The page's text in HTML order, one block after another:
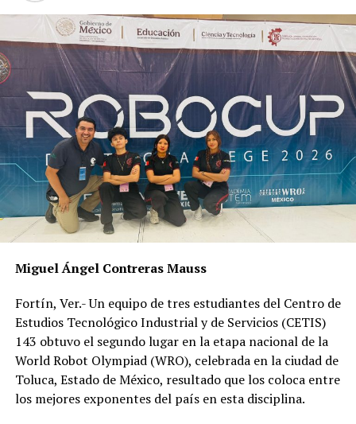
Miguel Ángel Contreras Mauss
Fortín, Ver.- Un equipo de tres estudiantes del Centro de
Estudios Tecnológico Industrial y de Servicios (CETIS)
143 obtuvo el segundo lugar en la etapa nacional de la
World Robot Olympiad (WRO), celebrada en la ciudad de
Toluca, Estado de México, resultado que los coloca entre
los mejores exponentes del país en esta disciplina.